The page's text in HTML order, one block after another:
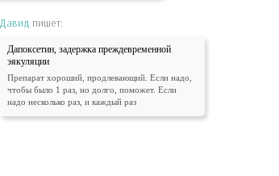
Давид пишет:
Дапоксетин, задержка преждевременной
эякуляции
Препарат хороший, продлевающий. Если надо,
чтобы было 1 раз, но долго, поможет. Если
надо несколько раз, и каждый раз